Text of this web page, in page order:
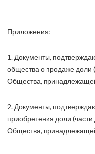
Приложения:
1. Документы,
общества о продаже доли
Общества,
2. Документы,
приобретения доли
Общества,